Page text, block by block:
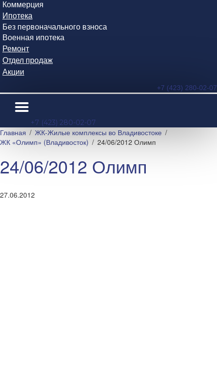
Коммерция
Ипотека
Без первоначального взноса
Военная ипотека
Ремонт
Отдел продаж
Акции
+7 (423) 280-02-07
+7 (423) 280-02-07
Главная
ЖК-Жилые комплексы во Владивостоке
ЖК «Олимп» (Владивосток)
24/06/2012 Олимп
24/06/2012 Олимп
27.06.2012